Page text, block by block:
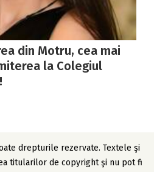
din Motru, cea mai
la Colegiul
drepturile rezervate. Textele şi
titularilor de copyright şi nu pot fi